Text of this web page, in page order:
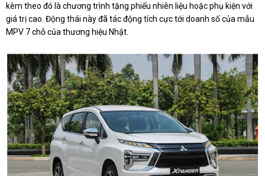
kèm theo đó là chương trình tặng phiếu nhiên liệu hoặc phụ kiện với
giá trị cao. Động thái này đã tác động tích cực tới doanh số của mẫu
MPV 7 chỗ của thương hiệu Nhật.